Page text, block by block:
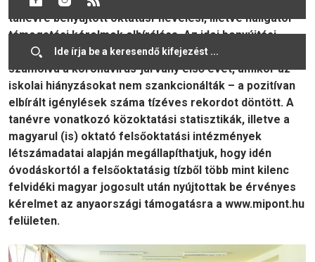
tanévre benyújtott oktatási-nevelési, illetve hallgatói
támogatási kérelmek elbírálása. Az idei benyújtási
időszak egyértelmű sikernek tekinthető, hiszen – nem
számolva a koronavírus-járvány első évét, amikor az
iskolai hiányzásokat nem szankcionálták – a pozitívan
elbírált igénylések száma tízéves rekordot döntött. A
tanévre vonatkozó közoktatási statisztikák, illetve a
magyarul (is) oktató felsőoktatási intézmények
létszámadatai alapján megállapíthatjuk, hogy idén
óvodáskortól a felsőoktatásig tízből több mint kilenc
felvidéki magyar jogosult után nyújtottak be érvényes
kérelmet az anyaországi támogatásra a www.mipont.hu
felületen.